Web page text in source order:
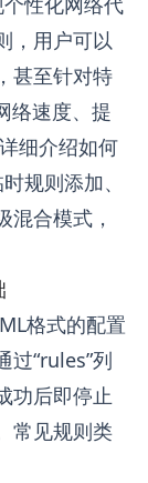
，用户可以
甚至针对特
络速度、提
细介绍如何
规则添加、
合模式，
格式的配置
过“rules”列
功后即停止
常见规则类